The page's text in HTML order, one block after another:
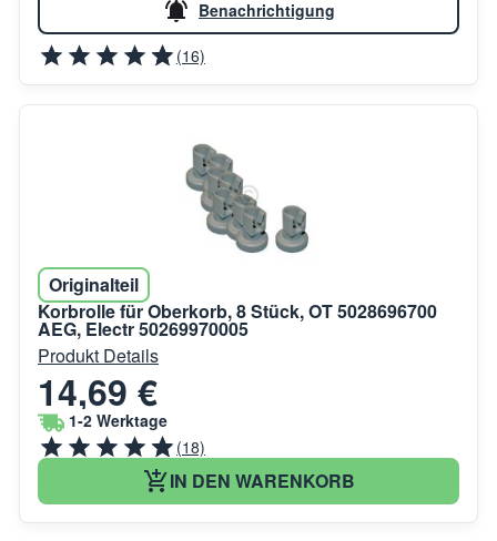
Benachrichtigung
(16)
Originalteil
Korbrolle für Oberkorb, 8 Stück, OT 5028696700
AEG, Electr 50269970005
Produkt Details
14,69 €
1-2 Werktage
(18)
IN DEN WARENKORB